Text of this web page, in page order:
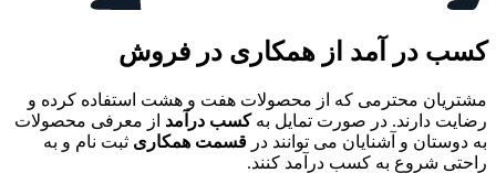
کسب در آمد از همکاری در فروش
مشتریان محترمی که از محصولات هفت و هشت استفاده کرده و
رضایت دارند. در صورت تمایل بهکسب درآمد از معرفی محصولات
به دوستان و آشنایان می توانند در قسمت همکاری ثبت نام و به
راحتی شروع به کسب درآمد کنند.